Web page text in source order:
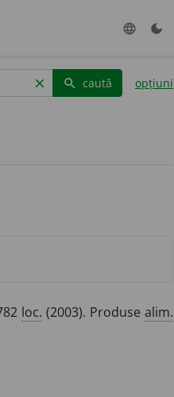
language dark_mode
clear search caută opțiuni
loc. (2003). Produsealim.